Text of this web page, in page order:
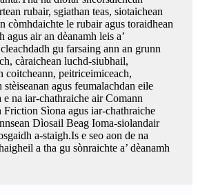
rubair, sgiathan teas, siotaichean
còmhdaichte le rubair agus toraidhean
agus air an dèanamh leis a’
gu farsaing ann an grunn
càraichean luchd-siubhail,
coitcheann, peitriceimiceach,
agus feumalachdan eile
na iar-chathraiche air Comann
Friction Sìona agus iar-chathraiche
Dìosail Beag Ioma-siolandair
a-staigh.Is e seo aon de na
a tha gu sònraichte a’ dèanamh